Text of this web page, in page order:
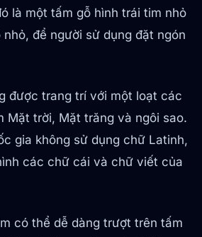
là một tấm gỗ hình trái tim nhỏ
để người sử dụng đặt ngón
được trang trí với một loạt các
Mặt trời, Mặt trăng và ngôi sao.
gia không sử dụng chữ Latinh,
các chữ cái và chữ viết của
có thể dễ dàng trượt trên tấm